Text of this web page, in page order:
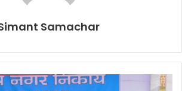
Samachar